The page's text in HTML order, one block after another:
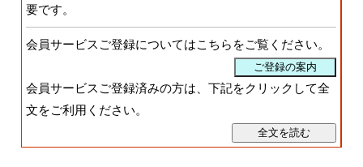
要です。
会員サービスご登録についてはこちらをご覧ください。
会員サービスご登録済みの方は、下記をクリックして全
文をご利用ください。